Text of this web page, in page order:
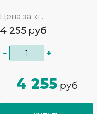
Цена за кг.
4 255 руб
− +
4 255руб